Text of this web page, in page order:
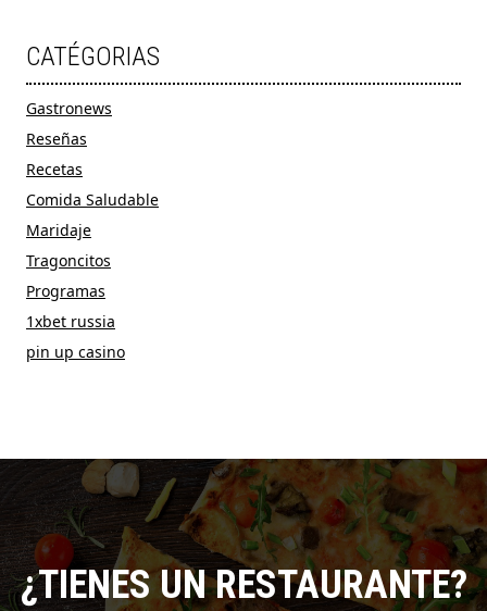
CATÉGORIAS
Gastronews
Reseñas
Recetas
Comida Saludable
Maridaje
Tragoncitos
Programas
1xbet russia
pin up casino
¿TIENES UN RESTAURANTE?